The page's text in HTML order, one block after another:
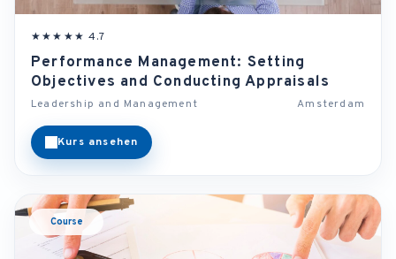
★★★★★ 4.7
Performance Management: Setting
Objectives and Conducting Appraisals
Leadership and Management Amsterdam
Kurs ansehen
Course